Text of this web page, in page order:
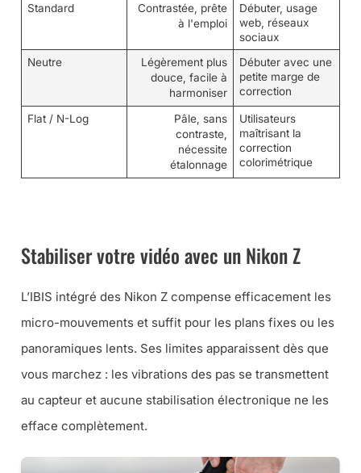
Standard
Contrastée, prête
à l'emploi
Débuter, usage
web, réseaux
sociaux
Neutre
Légèrement plus
douce, facile à
harmoniser
Débuter avec une
petite marge de
correction
Flat / N-Log
Pâle, sans
contraste,
nécessite
étalonnage
Utilisateurs
maîtrisant la
correction
colorimétrique
Stabiliser votre vidéo avec un Nikon Z
L’IBIS intégré des Nikon Z compense efficacement les
micro-mouvements et suffit pour les plans fixes ou les
panoramiques lents. Ses limites apparaissent dès que
vous marchez : les vibrations des pas se transmettent
au capteur et aucune stabilisation électronique ne les
efface complètement.